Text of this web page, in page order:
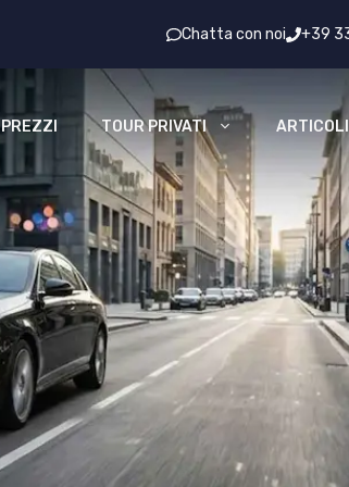
Chatta con noi +39
PREZZI TOUR PRIVATI ARTICOLI